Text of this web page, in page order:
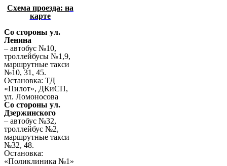
Схема проезда: на
карте
Со стороны ул.
Ленина
– автобус №10,
троллейбусы №1,9,
маршрутные такси
№10, 31, 45.
Остановка: ТД
«Пилот», ДКиСП,
ул. Ломоносова
Со стороны ул.
Дзержинского
– автобус №32,
троллейбус №2,
маршрутные такси
№32, 48.
Остановка:
«Поликлиника №1»